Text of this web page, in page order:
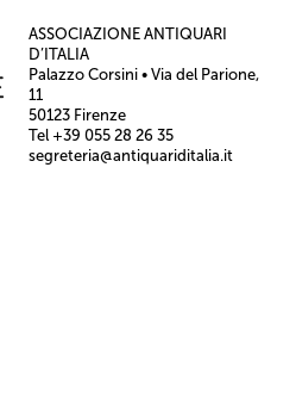
ASSOCIAZIONE ANTIQUARI
D’ITALIA
Palazzo Corsini • Via del Parione,
11
50123 Firenze
Tel +39 055 28 26 35
segreteria@antiquariditalia.it